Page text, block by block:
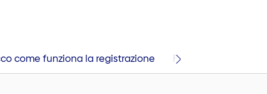
come funziona la registrazione FAQ